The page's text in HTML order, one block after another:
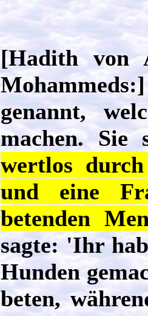
[Hadith von
genannt,
machen. Sie
wertlos
und eine
betenden
sagte: 'Ihr
Hunden
beten,